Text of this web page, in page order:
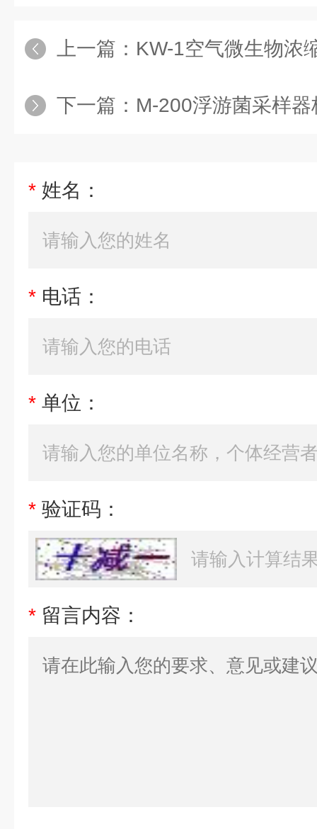
上一篇： KW-1空气微生物浓
下一篇： M-200浮游菌采样器
* 姓名：
* 电话：
* 单位：
* 验证码：
* 留言内容：